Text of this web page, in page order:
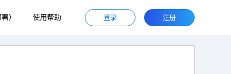
） 使用帮助 登录 注册